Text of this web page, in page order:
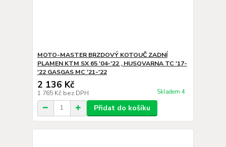
MOTO-MASTER BRZDOVÝ KOTOUČ ZADNÍ
PLAMEN KTM SX 65 '04-'22 , HUSQVARNA TC '17-
'22 GASGAS MC '21-'22
2 136 Kč
1 765 Kč bez DPH Skladem 4
Přidat do košíku